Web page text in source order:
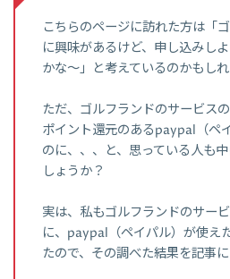
こちらのページに訪れた方は「
に興味があるけど、申し込みし
かな～」と考えているのかもしれ
ただ、ゴルフランドのサービス
ポイント還元のあるpaypal（ペ
のに、、、と、思っている人も
しょうか？
実は、私もゴルフランドのサー
に、paypal（ペイパル）が使え
たので、その調べた結果を記事